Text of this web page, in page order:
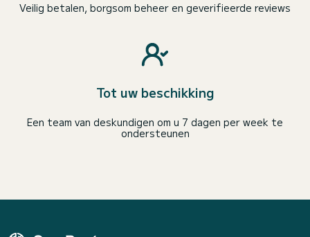
Veilig betalen, borgsom beheer en geverifieerde reviews
Tot uw beschikking
Een team van deskundigen om u 7 dagen per week te
ondersteunen